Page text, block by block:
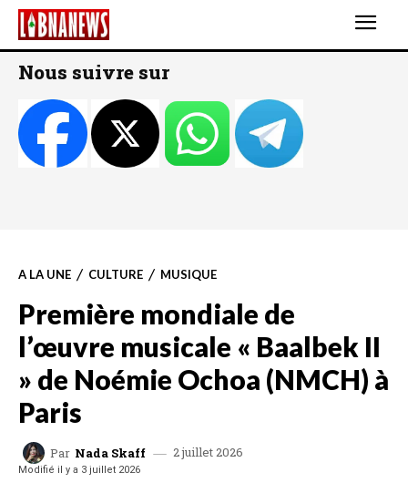
Nous suivre sur
A LA UNE CULTURE MUSIQUE
Première mondiale de
l’œuvre musicale « Baalbek II
» de Noémie Ochoa (NMCH) à
Paris
Par Nada Skaff 2 juillet 2026
Modifié il y a 3 juillet 2026